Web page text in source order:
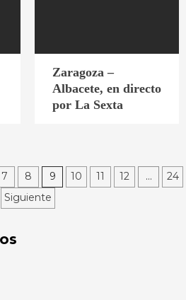
Zaragoza –
Albacete, en directo
por La Sexta
7 8 9 10 11 12 …
24
Siguiente